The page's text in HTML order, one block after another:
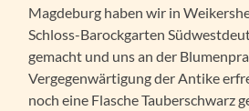
Magdeburg haben wir in
Schloss-Barockgarten
gemacht und uns an der
Vergegenwärtigung der Antike
noch eine Flasche Tauberschwarz